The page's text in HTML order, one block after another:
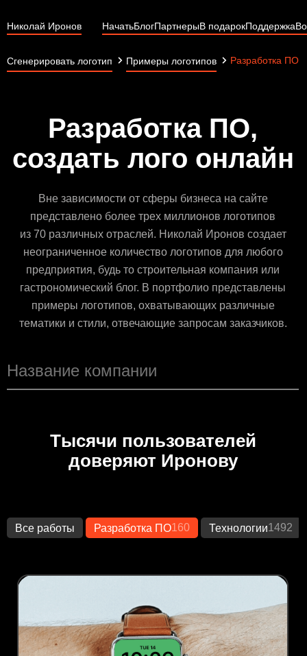
Николай Иронов НачатьБлогПартнерыВ подарокПоддержка
Сгенерировать логотип Примеры логотипов Разработка ПО
Разработка ПО,
создать лого онлайн
Вне зависимости от сферы бизнеса на сайте
представлено более трех миллионов логотипов
из 70 различных отраслей. Николай Иронов создает
неограниченное количество логотипов для любого
предприятия, будь то строительная компания или
гастрономический блог. В портфолио представлены
примеры логотипов, охватывающих различные
тематики и стили, отвечающие запросам заказчиков.
Тысячи пользователей
доверяют Иронову
Все работы Разработка ПО160 Технологии1492